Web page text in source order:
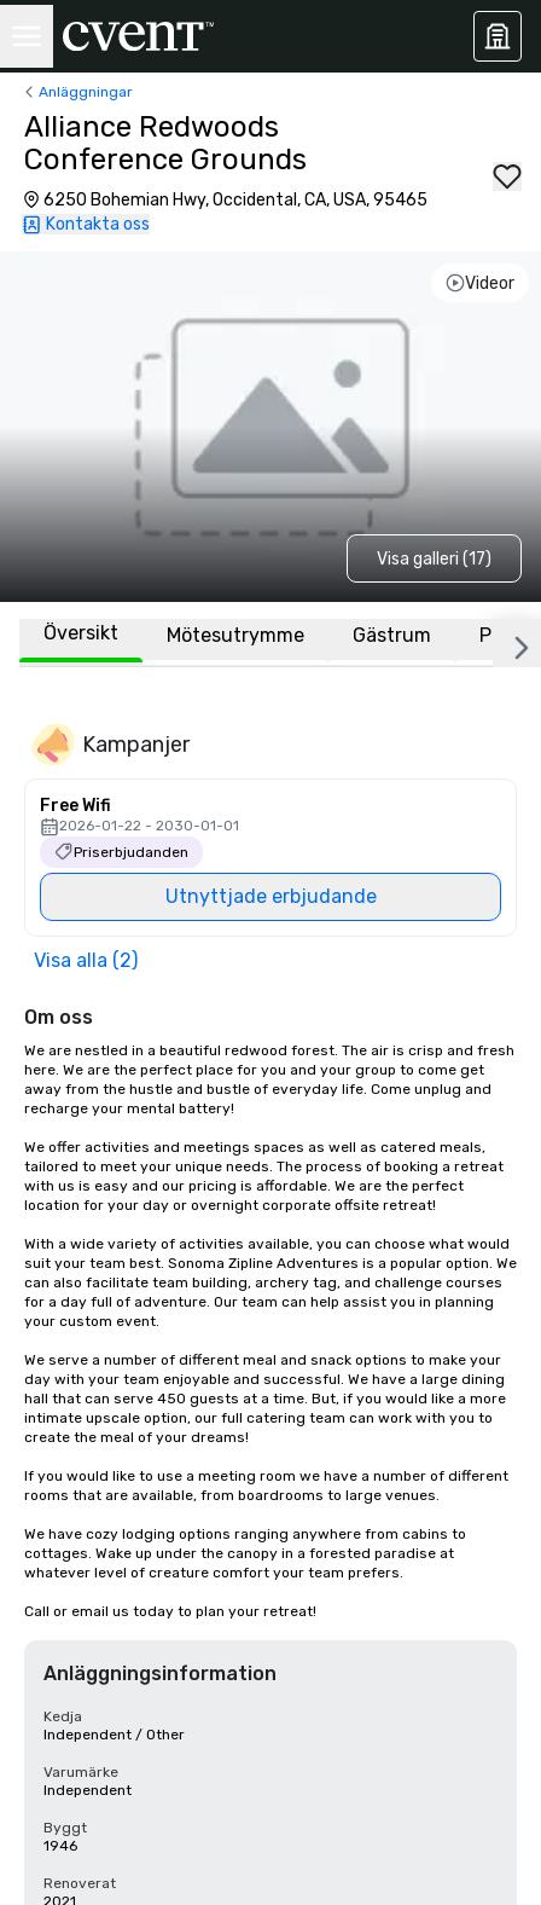
Anläggningar
Alliance Redwoods
Conference Grounds
6250 Bohemian Hwy, Occidental, CA, USA, 95465
Kontakta oss
Videor
Visa galleri (17)
Översikt Mötesutrymme Gästrum Plats
Kampanjer
Free Wifi
2026-01-22 - 2030-01-01
Priserbjudanden
Utnyttjade erbjudande
Visa alla (2)
Om oss
We are nestled in a beautiful redwood forest. The air is crisp and fresh
here. We are the perfect place for you and your group to come get
away from the hustle and bustle of everyday life. Come unplug and
recharge your mental battery!
We offer activities and meetings spaces as well as catered meals,
tailored to meet your unique needs. The process of booking a retreat
with us is easy and our pricing is affordable. We are the perfect
location for your day or overnight corporate offsite retreat!
With a wide variety of activities available, you can choose what would
suit your team best. Sonoma Zipline Adventures is a popular option. We
can also facilitate team building, archery tag, and challenge courses
for a day full of adventure. Our team can help assist you in planning
your custom event.
We serve a number of different meal and snack options to make your
day with your team enjoyable and successful. We have a large dining
hall that can serve 450 guests at a time. But, if you would like a more
intimate upscale option, our full catering team can work with you to
create the meal of your dreams!
If you would like to use a meeting room we have a number of different
rooms that are available, from boardrooms to large venues.
We have cozy lodging options ranging anywhere from cabins to
cottages. Wake up under the canopy in a forested paradise at
whatever level of creature comfort your team prefers.
Call or email us today to plan your retreat!
Anläggningsinformation
Kedja
Independent / Other
Varumärke
Independent
Byggt
1946
Renoverat
2021